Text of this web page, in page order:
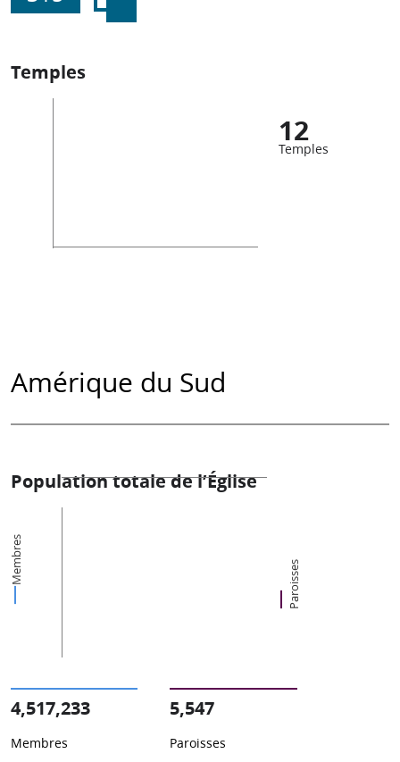
Temples
12
Temples
Amérique du Sud
Population totale de l’Église
Membres Paroisses
4,517,233
Membres
5,547
Paroisses